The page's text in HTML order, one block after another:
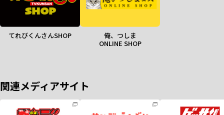
てれびくんさんSHOP
俺、つしま
ONLINE SHOP
関連メディアサイト